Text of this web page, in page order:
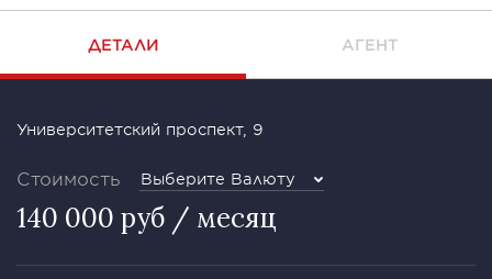
ДЕТАЛИ АГЕНТ
Университетский проспект, 9
Стоимость Выберите Валюту
140 000 руб / месяц